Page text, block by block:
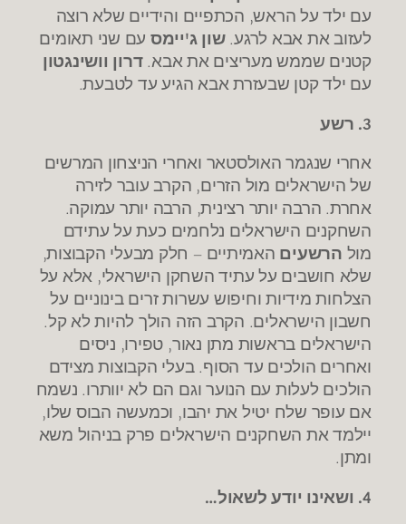
עם ילד על הראש, הכתפיים והידיים שלא רוצה
לעזוב את אבא לרגע.שון ג'יימס עם שני תאומים
קטנים שממש מעריצים את אבא.דרון וושינגטון
עם ילד קטן שבעזרת אבא הגיע עד לטבעת.
3. רשע
אחרי שנגמר האולסטאר ואחרי הניצחון המרשים
של הישראלים מול הזרים, הקרב עובר לזירה
אחרת. הרבה יותר רצינית, הרבה יותר עמוקה.
השחקנים הישראלים נלחמים כעת על עתידם
מול הרשעים האמיתיים – חלק מבעלי הקבוצות,
שלא חושבים על עתיד השחקן הישראלי, אלא על
הצלחות מידיות וחיפוש עשרות זרים בינוניים על
חשבון הישראלים. הקרב הזה הולך להיות לא קל.
הישראלים בראשות מתן נאור, טפירו, ניסים
ואחרים הולכים עד הסוף. בעלי הקבוצות מצידם
הולכים לעלות עם הנוער וגם הם לא יוותרו. נשמח
אם עופר שלח יטיל את יהבו, וכמעשה הבוס שלו,
יילמד את השחקנים הישראלים פרק בניהול משא
ומתן.
4. ושאינו יודע לשאול…